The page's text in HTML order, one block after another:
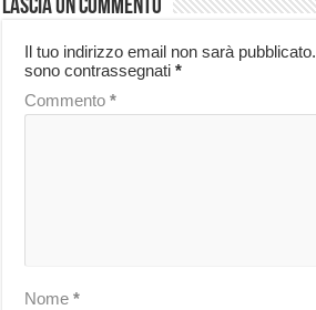
Lascia un commento
Il tuo indirizzo email non sarà pubblicato.
sono contrassegnati*
Commento*
Nome*